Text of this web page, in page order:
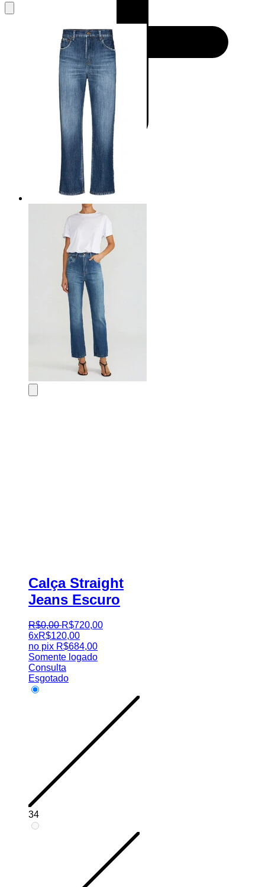
Calça Straight
Jeans Escuro
R$0,00 R$720,00
6xR$120,00
no pix R$684,00
Somente logado
Consulta
Esgotado
34